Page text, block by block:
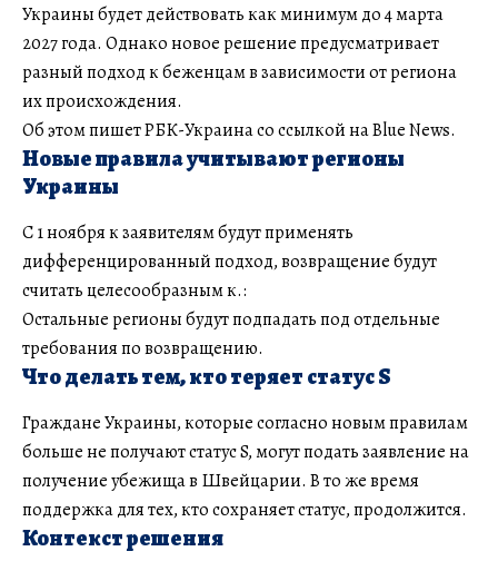
Украины будет действовать как минимум до 4 марта
2027 года. Однако новое решение предусматривает
разный подход к беженцам в зависимости от региона
их происхождения.
Об этом пишет РБК-Украина со ссылкой на Blue News.
Новые правила учитывают регионы
Украины
С 1 ноября к заявителям будут применять
дифференцированный подход, возвращение будут
считать целесообразным к.:
Остальные регионы будут подпадать под отдельные
требования по возвращению.
Что делать тем, кто теряет статус S
Граждане Украины, которые согласно новым правилам
больше не получают статус S, могут подать заявление на
получение убежища в Швейцарии. В то же время
поддержка для тех, кто сохраняет статус, продолжится.
Контекст решения